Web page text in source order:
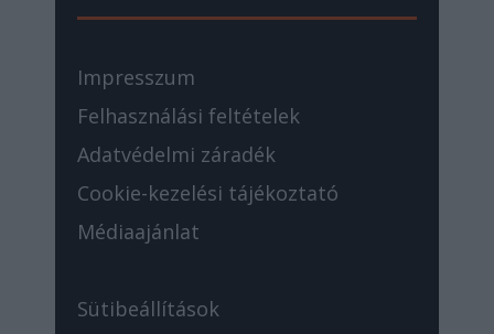
Impresszum
Felhasználási feltételek
Adatvédelmi záradék
Cookie-kezelési tájékoztató
Médiaajánlat
Sütibeállítások